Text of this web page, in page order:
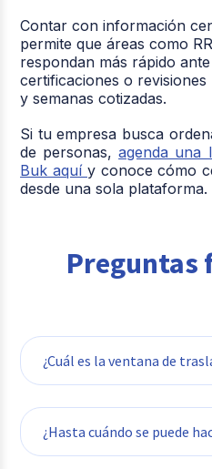
Contar con información
permite que áreas como
respondan más rápido
certificaciones o
y semanas cotizadas.
Si tu empresa busca
de personas,agenda una
Buk aquí y conoce cómo
desde una sola plataforma.
Preguntas
¿Cuál es la ventana de
cambiarse entre
¿Hasta cuándo se puede